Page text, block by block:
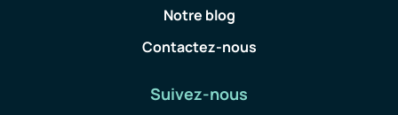
Notre blog
Contactez-nous
Suivez-nous